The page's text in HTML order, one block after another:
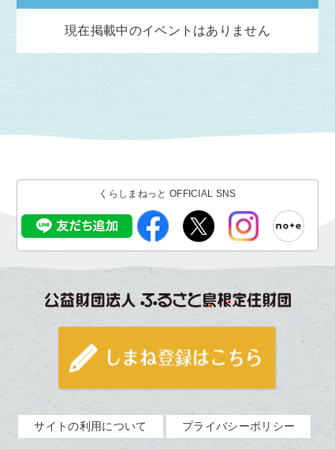
現在掲載中のイベントはありません
くらしまねっと OFFICIAL SNS
サイトの利用について プライバシーポリシー